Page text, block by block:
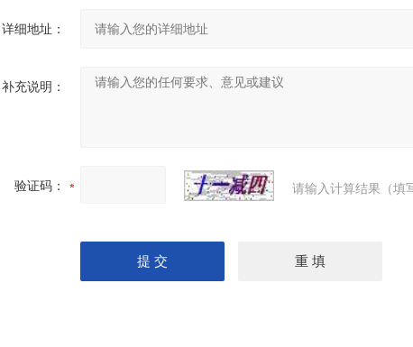
详细地址：
补充说明：
验证码： 请输入计算结果（填